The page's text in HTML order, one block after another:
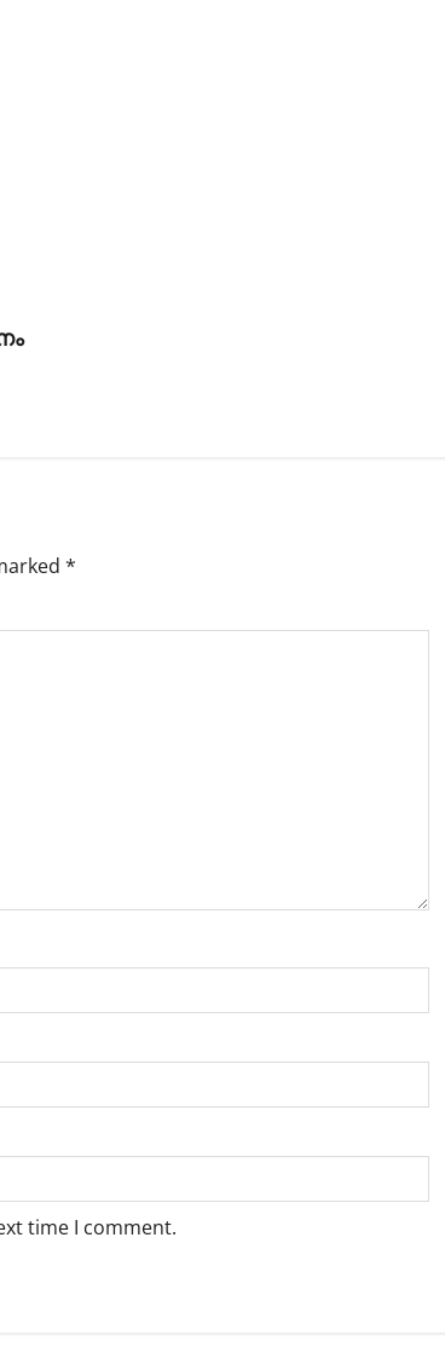
*
time I comment.